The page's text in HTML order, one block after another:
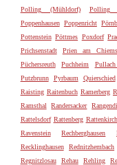
Polling (Mühldorf)
Polling
Poppenhausen Poppenricht
Pottenstein Pöttmes Poxdorf
Prichsenstadt
Prien am
Püchersreuth
Puchheim
Putzbrunn
Pyrbaum Quierschied
Raisting Raitenbuch Ramerberg
Ramsthal
Randersacker
Rattelsdorf Rattenberg
Ravenstein
Rechberghausen
Recklinghausen
Rednitzhembach
Regnitzlosau
Rehau Rehling